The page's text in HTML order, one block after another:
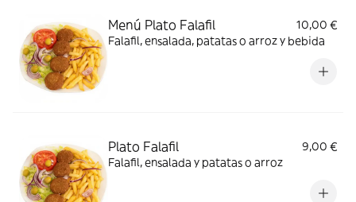
Menú Plato Falafil
10,00 €
Falafil, ensalada, patatas o arroz y bebida
Plato Falafil
9,00 €
Falafil, ensalada y patatas o arroz